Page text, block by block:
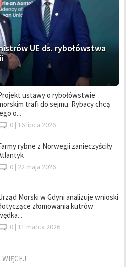
UE ds. rybołówstwa
ustawy o rybołówstwie
trafi do sejmu. Rybacy chcą
o...
0 | 16 lipca 2026
rybne z Norwegii zanieczyściły
0 | 22 maja 2026
Morski w Gdyni analizuje wnioski
złomowania kutrów
0 | 11 marca 2026
WIĘCEJ